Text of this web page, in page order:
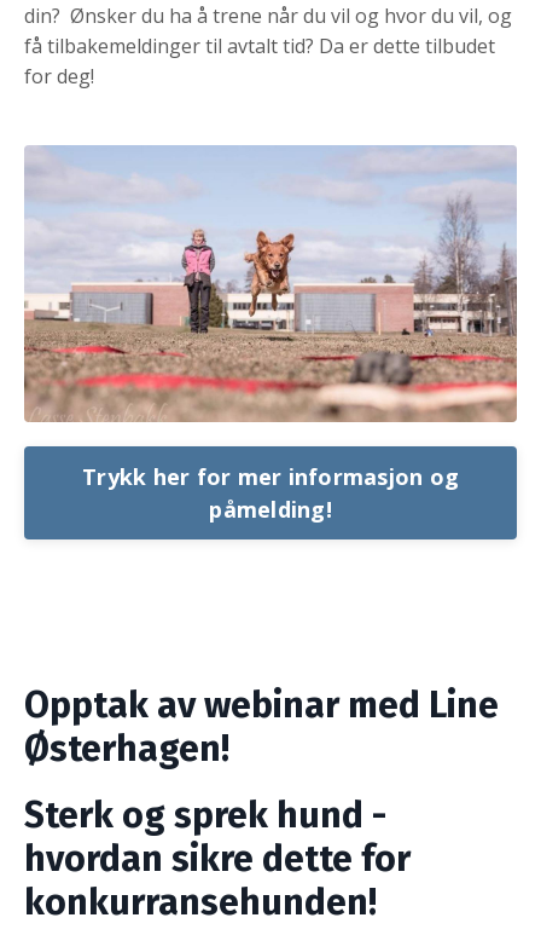
din? Ønsker du ha å trene når du vil og hvor du vil, og
få tilbakemeldinger til avtalt tid? Da er dette tilbudet
for deg!
Trykk her for mer informasjon og
påmelding!
Opptak av webinar med Line
Østerhagen!
Sterk og sprek hund -
hvordan sikre dette for
konkurransehunden!